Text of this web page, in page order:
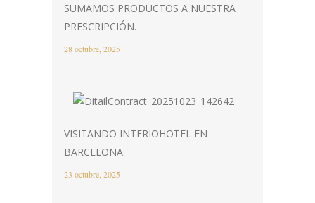
SUMAMOS PRODUCTOS A NUESTRA
PRESCRIPCIÓN.
28 octubre, 2025
VISITANDO INTERIOHOTEL EN
BARCELONA.
23 octubre, 2025